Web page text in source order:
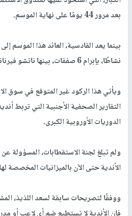
بعد مرور 44 يومًا على نهاية الموسم.
بينما يعد القادسية، العائد هذا الموسم
نشاطًا، بإبرام 6 صفقات، بينها ناتشو فيرنانديز، قائد ريال مدريد السابق.
ويأتي هذا الركود غير المتوقع في سوق
التقارير الصحفية الأجنبية التي تربط
الدوريات الأوروبية الكبرى.
ولم تبلغ لجنة الاستقطابات، المسؤولة عن
الأندية حتى الآن بالميزانيات المخصصة
ووفقًا لتصريحات سابقة لسعد اللذيذ،